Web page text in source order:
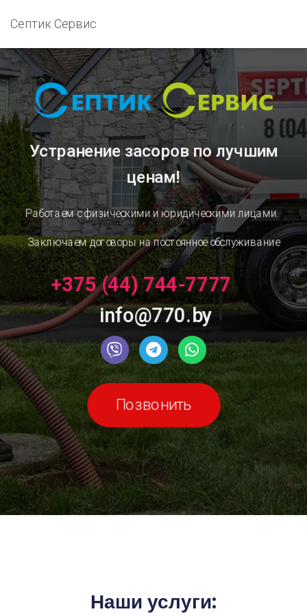
Септик Сервис
Устранение засоровпо лучшим
ценам!
Работаем с физическими и юридическими лицами.
Заключаем договоры на постоянное обслуживание
+375 (44) 744-7777
info@770.by
Позвонить
Наши услуги: